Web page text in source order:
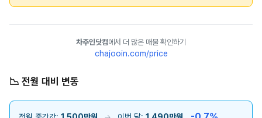
차주인닷컴에서 더 많은 매물 확인하기
chajooin.com/price
📉 전월 대비 변동